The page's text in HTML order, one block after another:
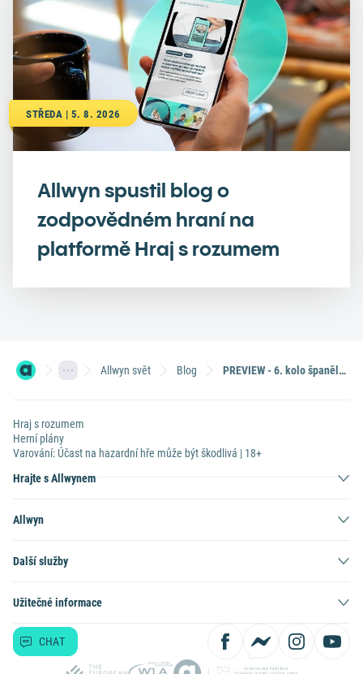
STŘEDA | 5. 8. 2026
Allwyn spustil blog o
zodpovědném hraní na
platformě Hraj s rozumem
Allwyn svět Blog PREVIEW - 6. kolo španělské La Ligy
Hraj s rozumem
Herní plány
Varování: Účast na hazardní hře může být škodlivá | 18+
Hrajte s Allwynem
Allwyn
Další služby
Užitečné informace
CHAT